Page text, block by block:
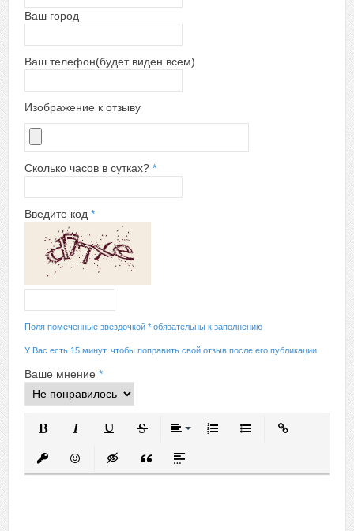
Ваш город
Ваш телефон(будет виден всем)
Изображение к отзыву
Сколько часов в сутках? *
Введите код *
Поля помеченные звездочкой * обязательны к заполнению
У Вас есть 15 минут, чтобы поправить свой отзыв после его публикации
Ваше мнение *
Маркированный
Вставить
Вставить защищенную ссылку
Вставить смайлик
Вставка скрытого текста
Вставка цитаты
Вставка спойлера